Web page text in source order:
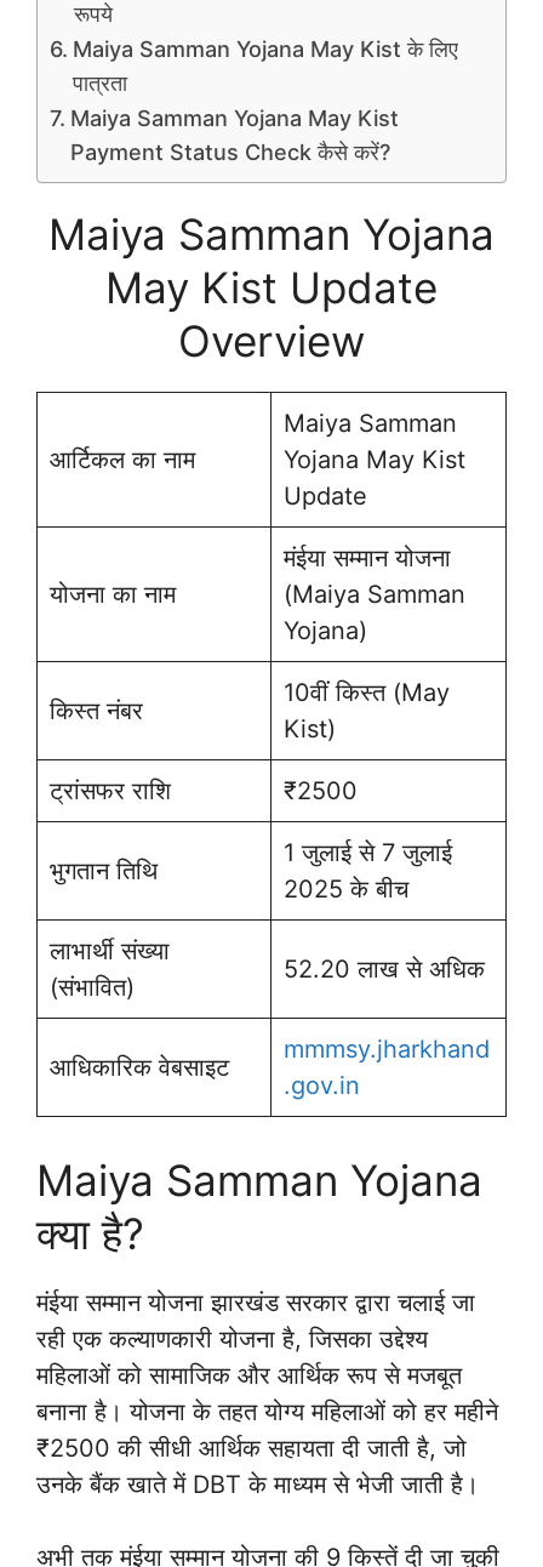
रूपये
Maiya Samman Yojana May Kist के लिए
पात्रता
Maiya Samman Yojana May Kist
Payment Status Check कैसे करें?
Maiya Samman Yojana
May Kist Update
Overview
आर्टिकल का नाम
Maiya Samman
Yojana May Kist
Update
योजना का नाम
मंईया सम्मान योजना
(Maiya Samman
Yojana)
किस्त नंबर
10वीं किस्त (May
Kist)
ट्रांसफर राशि ₹2500
भुगतान तिथि
1 जुलाई से 7 जुलाई
2025 के बीच
लाभार्थी संख्या
(संभावित)
52.20 लाख से अधिक
आधिकारिक वेबसाइट
mmmsy.jharkhand
.gov.in
Maiya Samman Yojana
क्या है?
मंईया सम्मान योजना झारखंड सरकार द्वारा चलाई जा
रही एक कल्याणकारी योजना है, जिसका उद्देश्य
महिलाओं को सामाजिक और आर्थिक रूप से मजबूत
बनाना है। योजना के तहत योग्य महिलाओं को हर महीने
₹2500 की सीधी आर्थिक सहायता दी जाती है, जो
उनके बैंक खाते में DBT के माध्यम से भेजी जाती है।
अभी तक मंईया सम्मान योजना की 9 किस्तें दी जा चुकी